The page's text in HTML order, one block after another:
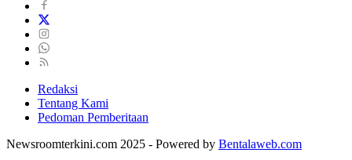
Redaksi
Tentang Kami
Pedoman Pemberitaan
Newsroomterkini.com 2025 - Powered by Bentalaweb.com